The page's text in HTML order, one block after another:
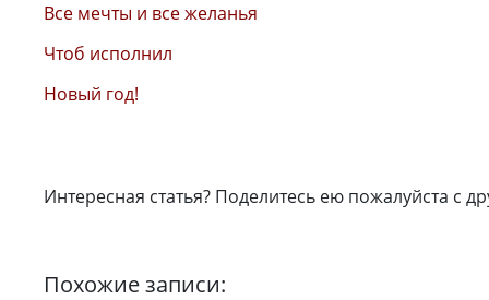
Все мечты и все желанья
Чтоб исполнил
Новый год!
Интересная статья? Поделитесь ею пожалуйста с
Похожие записи: